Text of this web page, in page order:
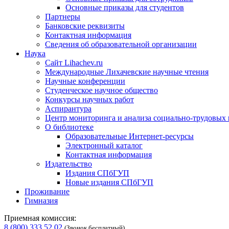
Основные приказы для студентов
Партнеры
Банковские реквизиты
Контактная информация
Сведения об образовательной организации
Наука
Сайт Lihachev.ru
Международные Лихачевские научные чтения
Научные конференции
Студенческое научное общество
Конкурсы научных работ
Аспирантура
Центр мониторинга и анализа социально-трудовых
О библиотеке
Образовательные Интернет-ресурсы
Электронный каталог
Контактная информация
Издательство
Издания СПбГУП
Новые издания СПбГУП
Проживание
Гимназия
Приемная комиссия:
8 (800) 333 52 02